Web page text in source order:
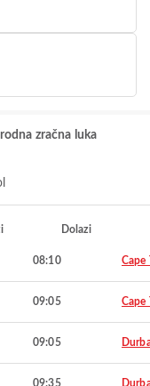
zračna luka
Dolazi
08:10 Cape
09:05 Cape
09:05
09:35